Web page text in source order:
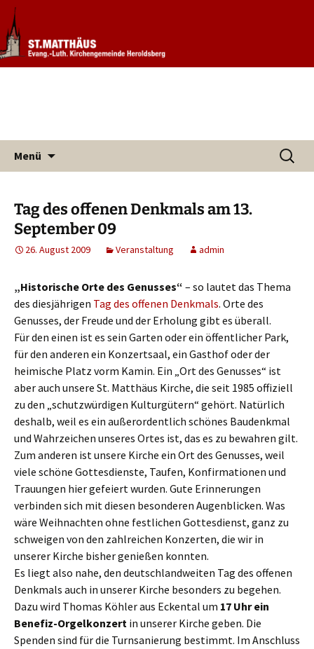
Evang. Kirchengemeinde St.
Matthäus Heroldsberg
Informationen rund um unsere
Kirchengemeinde
Menü
Suchen
nach:
Tag des offenen Denkmals am 13.
September 09
26. August 2009 Veranstaltung admin
„Historische Orte des Genusses“ – so lautet das Thema
des diesjährigen Tag des offenen Denkmals. Orte des
Genusses, der Freude und der Erholung gibt es überall.
Für den einen ist es sein Garten oder ein öffentlicher Park,
für den anderen ein Konzertsaal, ein Gasthof oder der
heimische Platz vorm Kamin. Ein „Ort des Genusses“ ist
aber auch unsere St. Matthäus Kirche, die seit 1985 offiziell
zu den „schutzwürdigen Kulturgütern“ gehört. Natürlich
deshalb, weil es ein außerordentlich schönes Baudenkmal
und Wahrzeichen unseres Ortes ist, das es zu bewahren gilt.
Zum anderen ist unsere Kirche ein Ort des Genusses, weil
viele schöne Gottesdienste, Taufen, Konfirmationen und
Trauungen hier gefeiert wurden. Gute Erinnerungen
verbinden sich mit diesen besonderen Augenblicken. Was
wäre Weihnachten ohne festlichen Gottesdienst, ganz zu
schweigen von den zahlreichen Konzerten, die wir in
unserer Kirche bisher genießen konnten.
Es liegt also nahe, den deutschlandweiten Tag des offenen
Denkmals auch in unserer Kirche besonders zu begehen.
Dazu wird Thomas Köhler aus Eckental um 17 Uhr ein
Benefiz-Orgelkonzert in unserer Kirche geben. Die
Spenden sind für die Turnsanierung bestimmt. Im Anschluss